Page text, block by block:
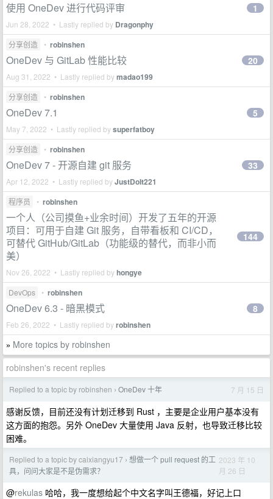
使用 OneDev 进行代码评审
Jun 28, 2022 • Lastly replied by Dragonphy
1
分享创造 • robinshen
OneDev 与 GitLab 性能比较
Aug 31, 2022 • Lastly replied bymadao199
20
分享创造 • robinshen
OneDev 7.1
May 7, 2022 • Lastly replied bysuperfatboy
5
分享创造 • robinshen
OneDev 7 - 开源自建 git 服务
Apr 12, 2022 • Lastly replied byJustDoIt221
33
程序员 • robinshen
一个人（公司摸鱼+业余时间）开发了五年的开源
项目：可用于自建 Git 服务，自带看板和 CI/CD，
可替代 GitHub/GitLab（功能级的替代，而非小而
美）
Nov 26, 2022 • Lastly replied byhongye
144
DevOps • robinshen
OneDev 6.3 - 暗黑模式
Feb 26, 2022 • Lastly replied byrobinshen
8
» More topics by robinshen
robinshen's recent replies
Replied to a topic by robinshen › OneDev 十年 7 月 15 日
感谢反馈，目前还没有计划迁移到 Rust ，主要是企业用户基本没有
这方面的抱怨。另外 OneDev 大量使用 Java 反射，也导致迁移比较
困难。
Replied to a topic by caixiangyu17 › 想做一个 pull request 的工
具，问问大家是不是伪需求？
2023 年 10
月 26 日
@rekulas 哈哈，我一度想给起个中文名字叫王德福，好记上口